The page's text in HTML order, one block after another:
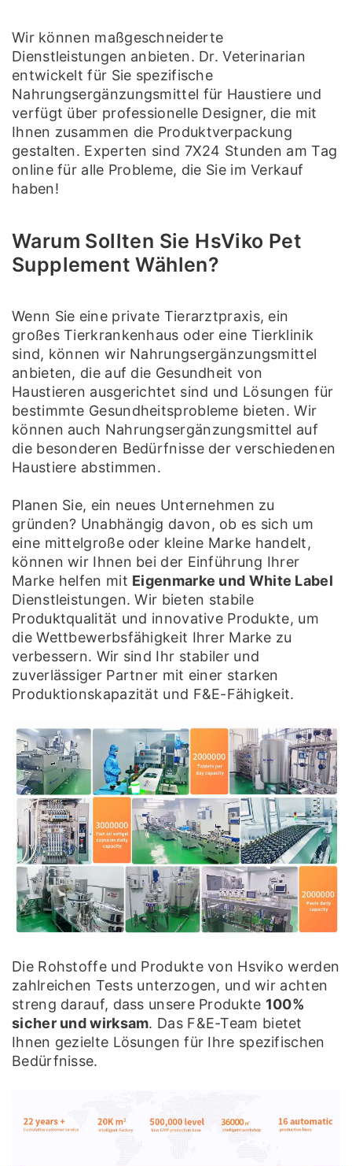
Wir können maßgeschneiderte
Dienstleistungen anbieten. Dr. Veterinarian
entwickelt für Sie spezifische
Nahrungsergänzungsmittel für Haustiere und
verfügt über professionelle Designer, die mit
Ihnen zusammen die Produktverpackung
gestalten. Experten sind 7X24 Stunden am Tag
online für alle Probleme, die Sie im Verkauf
haben!
Warum Sollten Sie HsViko Pet
Supplement Wählen?
Wenn Sie eine private Tierarztpraxis, ein
großes Tierkrankenhaus oder eine Tierklinik
sind, können wir Nahrungsergänzungsmittel
anbieten, die auf die Gesundheit von
Haustieren ausgerichtet sind und Lösungen für
bestimmte Gesundheitsprobleme bieten. Wir
können auch Nahrungsergänzungsmittel auf
die besonderen Bedürfnisse der verschiedenen
Haustiere abstimmen.
Planen Sie, ein neues Unternehmen zu
gründen? Unabhängig davon, ob es sich um
eine mittelgroße oder kleine Marke handelt,
können wir Ihnen bei der Einführung Ihrer
Marke helfen mit Eigenmarke und White Label
Dienstleistungen. Wir bieten stabile
Produktqualität und innovative Produkte, um
die Wettbewerbsfähigkeit Ihrer Marke zu
verbessern. Wir sind Ihr stabiler und
zuverlässiger Partner mit einer starken
Produktionskapazität und F&E-Fähigkeit.
Die Rohstoffe und Produkte von Hsviko werden
zahlreichen Tests unterzogen, und wir achten
streng darauf, dass unsere Produkte 100%
sicher und wirksam. Das F&E-Team bietet
Ihnen gezielte Lösungen für Ihre spezifischen
Bedürfnisse.